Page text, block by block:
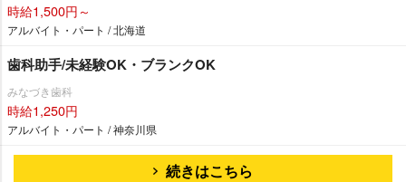
時給1,500円～
アルバイト・パート / 北海道
歯科助手/未経験OK・ブランクOK
みなづき歯科
時給1,250円
アルバイト・パート / 神奈川県
続きはこちら